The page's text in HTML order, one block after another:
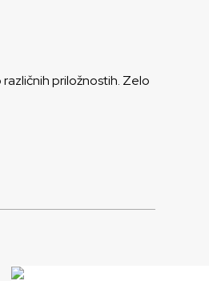
različnih priložnostih. Zelo